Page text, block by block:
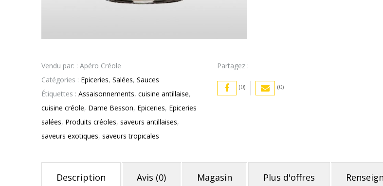
Vendu par: : Apéro Créole
Catégories : Epiceries, Salées, Sauces
Étiquettes : Assaisonnements, cuisine antillaise,
cuisine créole, Dame Besson, Epiceries, Epiceries
salées, Produits créoles, saveurs antillaises,
saveurs exotiques, saveurs tropicales
Partagez :
(0) (0)
Description Avis (0) Magasin Plus d'offres